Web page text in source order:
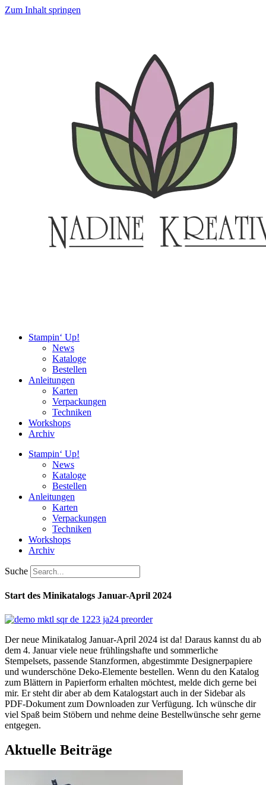
Zum Inhalt springen
Stampin‘ Up!
News
Kataloge
Bestellen
Anleitungen
Karten
Verpackungen
Techniken
Workshops
Archiv
Stampin‘ Up!
News
Kataloge
Bestellen
Anleitungen
Karten
Verpackungen
Techniken
Workshops
Archiv
Suche
Start des Minikatalogs Januar-April 2024
Der neue Minikatalog Januar-April 2024 ist da! Daraus kannst du ab
dem 4. Januar viele neue frühlingshafte und sommerliche
Stempelsets, passende Stanzformen, abgestimmte Designerpapiere
und wunderschöne Deko-Elemente bestellen. Wenn du den Katalog
zum Blättern in Papierform erhalten möchtest, melde dich gerne bei
mir. Er steht dir aber ab dem Katalogstart auch in der Sidebar als
PDF-Dokument zum Downloaden zur Verfügung. Ich wünsche dir
viel Spaß beim Stöbern und nehme deine Bestellwünsche sehr gerne
entgegen.
Aktuelle Beiträge